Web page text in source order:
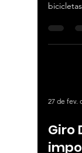
27 de fev.
Giro